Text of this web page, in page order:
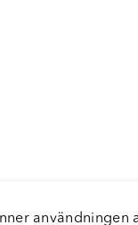
användningen